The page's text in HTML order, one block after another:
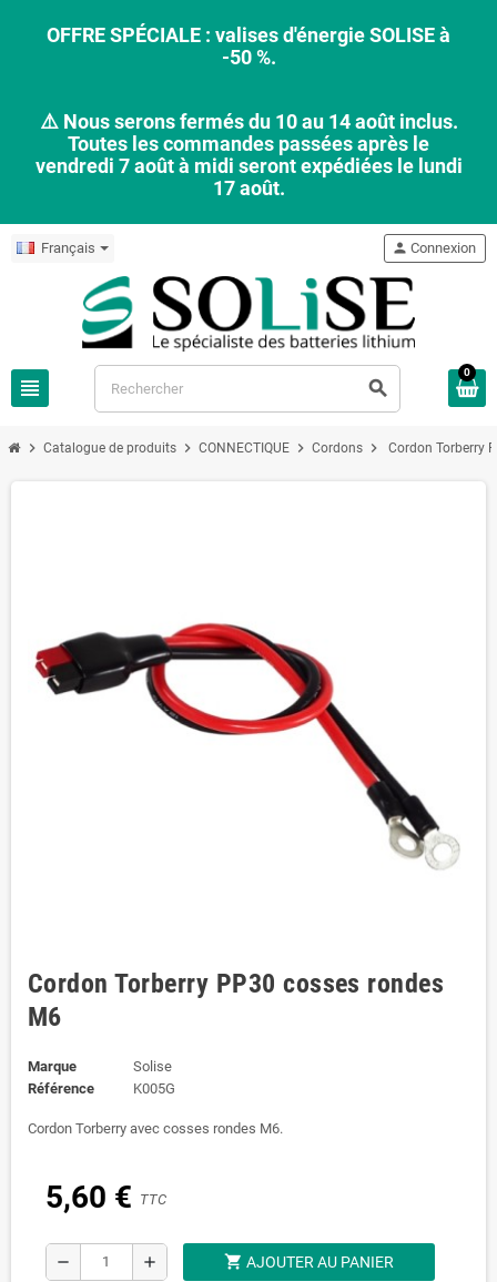
OFFRE SPÉCIALE : valises d'énergie SOLISE à
-50 %.
⚠️ Nous serons fermés du 10 au 14 août inclus.
Toutes les commandes passées après le
vendredi 7 août à midi seront expédiées le lundi
17 août.
Français
view_headline search
person Connexion
0
chevron_right Catalogue de produits chevron_right CONNECTIQUE chevron_right Cordons chevron_right Cordon Torberry
Cordon Torberry PP30 cosses rondes
M6
Marque
Solise
Référence
K005G
Cordon Torberry avec cosses rondes M6.
5,60 € TTC
remove add shopping_cart AJOUTER AU PANIER